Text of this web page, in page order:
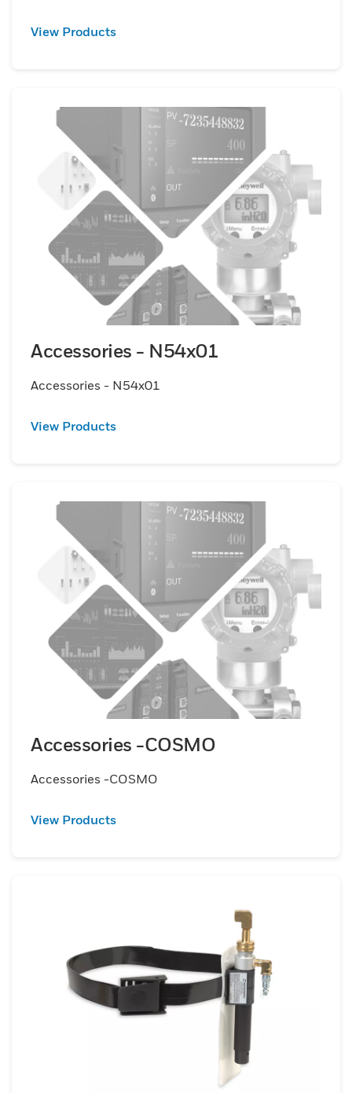
View Products
Accessories - N54x01
Accessories - N54x01
View Products
Accessories -COSMO
Accessories -COSMO
View Products